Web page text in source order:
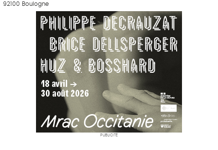
92100 Boulogne
PUBLICITÉ